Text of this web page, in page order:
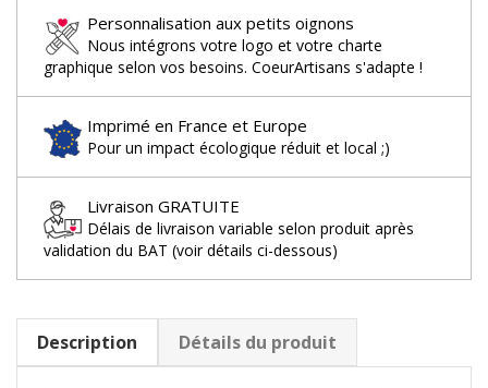
Personnalisation aux petits oignons
Nous intégrons votre logo et votre charte
graphique selon vos besoins. CoeurArtisans s'adapte !
Imprimé en France et Europe
Pour un impact écologique réduit et local ;)
Livraison GRATUITE
Délais de livraison variable selon produit après
validation du BAT (voir détails ci-dessous)
Description Détails du produit